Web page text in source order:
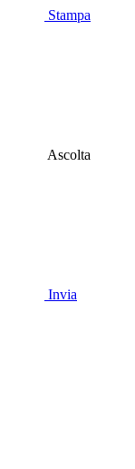
Stampa
Ascolta
Invia